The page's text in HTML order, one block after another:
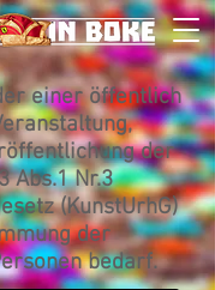
einer öffentlich
der
Abs.1 Nr.3
(KunstUrhG)
der
bedarf.